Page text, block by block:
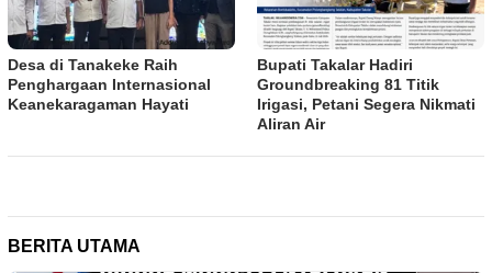
Desa di Tanakeke Raih
Penghargaan Internasional
Keanekaragaman Hayati
Bupati Takalar Hadiri
Groundbreaking 81 Titik
Irigasi, Petani Segera Nikmati
Aliran Air
BERITA UTAMA